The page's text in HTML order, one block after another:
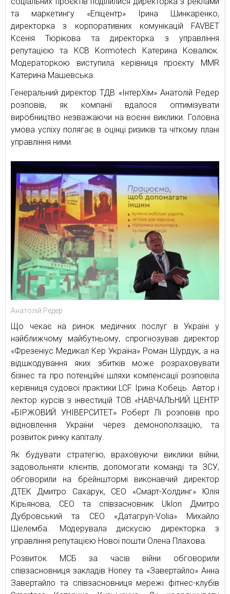
та маркетингу «Епіцентр» Ірина Шинкаренко,
директорка з корпоративних комунікацій FAVBET
Ксенія Тюрікова та директорка з управління
репутацією та КСВ Kormotech Катерина Ковалюк.
Модераторкою виступила керівниця проєкту MMR
Катерина Машевська.
Генеральний директор ТДВ «ІнтерХім» Анатолій Редер
розповів, як компанії вдалося оптимізувати
виробництво незважаючи на воєнні виклики. Головна
умова успіху полягає в оцінці ризиків та чіткому плані
управління ними.
Анатолій Редер
Що чекає на ринок медичних послуг в Україні у
найближчому майбутньому, спрогнозував директор
«Фрезеніус Медикал Кер Україна» Роман Шурдук, а на
відшкодування яких збитків може розраховувати
бізнес та про потенційні шляхи компенсації розповіла
керівниця судової практики LCF Ірина Кобець. Автор і
лектор курсів з інвестицій ТОВ «НАВЧАЛЬНИЙ ЦЕНТР
«БІРЖОВИЙ УНІВЕРСИТЕТ» Роберт Лі розповів про
відновлення України через демонополізацію, та
розвиток ринку капіталу.
Як будувати стратегію, враховуючи виклики війни,
задовольняти клієнтів, допомогати команді та ЗСУ,
обговорили на брейнштормі виконавчий директор
ДТЕК Дмитро Сахарук, СЕО «Смарт-Холдинг» Юлія
Кірьянова, СЕО та співзасновник Uklon Дмитро
Дубровський та СЕО «Датагруп-Volia» Михайло
Шелемба. Модерувала дискусію директорка з
управління репутацією Нової пошти Олена Плахова.
Розвиток МСБ за часів війни обговорили
співзасновниця закладів Honey та «Завертайло» Анна
Завертайло та співзасновниця мережі фітнес-клубів